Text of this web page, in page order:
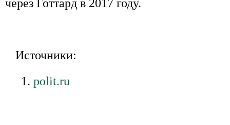
через Готтард в 2017 году.
Источники:
polit.ru